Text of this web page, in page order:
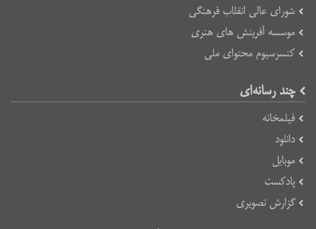
شورای عالی انقلاب فرهنگی
موسسه آفرینش های هنری
کنسرسیوم محتوای ملی
چند رسانه‌ای
فیلمخانه
دانلود
موبایل
پادکست
گزارش تصویری